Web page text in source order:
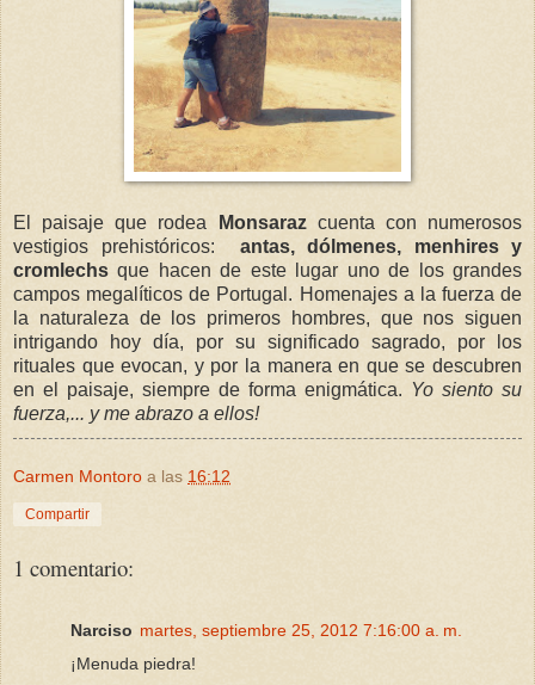
El paisaje que rodea Monsarazcuenta con numerosos
vestigios prehistóricos: antas, dólmenes, menhires y
cromlechs que hacen de este lugar uno de los grandes
campos megalíticos de Portugal. Homenajes a la fuerza de
la naturaleza de los primeros hombres, que nos siguen
intrigando hoy día, por su significado sagrado, por los
rituales que evocan, y por la manera en que se descubren
en el paisaje, siempre de forma enigmática. Yo siento su
fuerza,... y me abrazo a ellos!
Carmen Montoro a las 16:12
Compartir
1 comentario:
Narciso martes, septiembre 25, 2012 7:16:00 a. m.
¡Menuda piedra!